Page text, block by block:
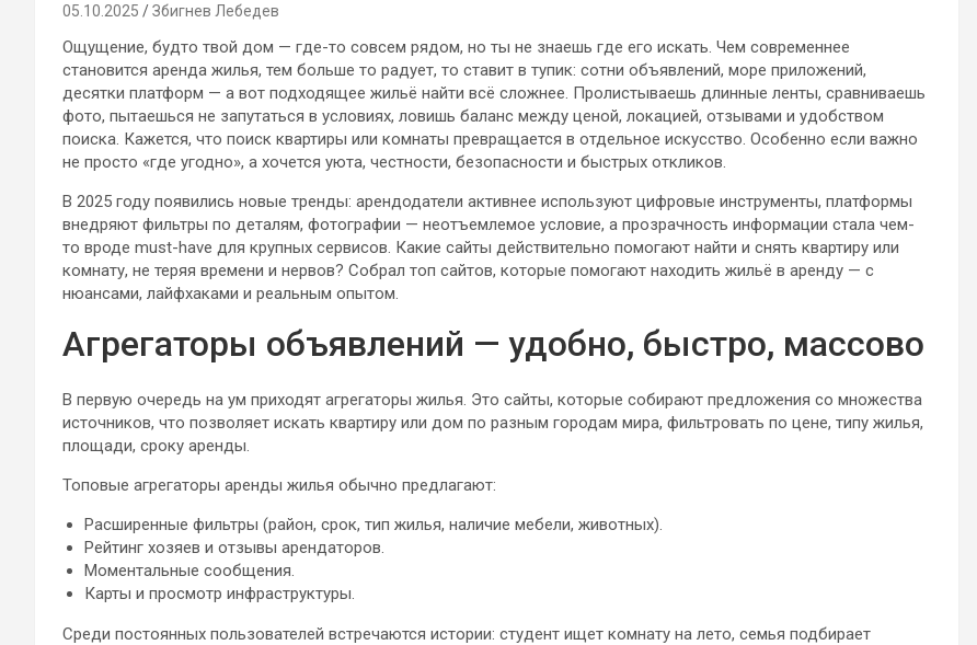
05.10.2025 Збигнев Лебедев
Ощущение, будто твой дом — где-то совсем рядом, но ты не знаешь где его искать. Чем современнее
становится аренда жилья, тем больше то радует, то ставит в тупик: сотни объявлений, море приложений,
десятки платформ — а вот подходящее жильё найти всё сложнее. Пролистываешь длинные ленты, сравниваешь
фото, пытаешься не запутаться в условиях, ловишь баланс между ценой, локацией, отзывами и удобством
поиска. Кажется, что поиск квартиры или комнаты превращается в отдельное искусство. Особенно если важно
не просто «где угодно», а хочется уюта, честности, безопасности и быстрых откликов.
В 2025 году появились новые тренды: арендодатели активнее используют цифровые инструменты, платформы
внедряют фильтры по деталям, фотографии — неотъемлемое условие, а прозрачность информации стала чем-
то вроде must-have для крупных сервисов. Какие сайты действительно помогают найти и снять квартиру или
комнату, не теряя времени и нервов? Собрал топ сайтов, которые помогают находить жильё в аренду — с
нюансами, лайфхаками и реальным опытом.
Агрегаторы объявлений — удобно, быстро, массово
В первую очередь на ум приходят агрегаторы жилья. Это сайты, которые собирают предложения со множества
источников, что позволяет искать квартиру или дом по разным городам мира, фильтровать по цене, типу жилья,
площади, сроку аренды.
Топовые агрегаторы аренды жилья обычно предлагают:
Расширенные фильтры (район, срок, тип жилья, наличие мебели, животных).
Рейтинг хозяев и отзывы арендаторов.
Моментальные сообщения.
Карты и просмотр инфраструктуры.
Среди постоянных пользователей встречаются истории: студент ищет комнату на лето, семья подбирает